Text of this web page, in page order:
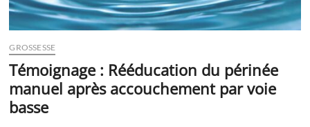
GROSSESSE
Témoignage : Rééducation du périnée
manuel après accouchement par voie
basse